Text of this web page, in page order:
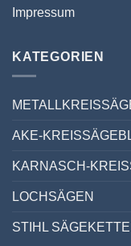
Impressum
KATEGORIEN
AKE-
KARNASCH-
LOCHSÄGEN
STIHL